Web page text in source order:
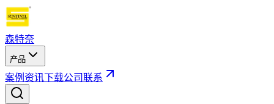
森特奈
产品
案例 资讯下载公司联系